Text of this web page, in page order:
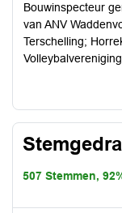
Bouwinspecteur
van ANV
Terschelling;
507 Stemmen,